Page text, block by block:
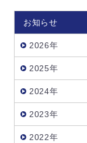
お知らせ
2026年
2025年
2024年
2023年
2022年